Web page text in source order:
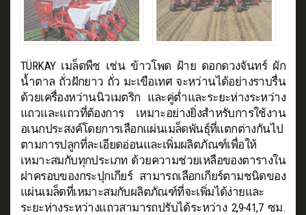
TÜRKAY เมล็ดพืช เช่น ข้าวโพด ฝ้าย ดอกดวงจันทร์ ผัก
น้ำตาล ถั่วฝักยาว ถั่ว มะเขือเทศ จะหว่านได้อย่างราบรื่น
ด้วยเครื่องหว่านนิวเมตริก และคู่ต่ำและระยะห่างระหว่าง
แถวและแถวที่ต้องการ เหมาะอย่างยิ่งสำหรับการใช้งาน
อเนกประสงค์โดยการเลือกแผ่นเมล็ดพันธุ์ที่แตกต่างกันไป
ตามการปลูกที่ละเอียดอ่อนและเพิ่มผลิตภัณฑ์เพื่อให้
เหมาะสมกับทุกประเภท ด้วยความช่วยเหลือของตารางใน
ฝาครอบของกระปุกเกียร์ สามารถเลือกเกียร์ตามชนิดของ
แผ่นเมล็ดที่เหมาะสมกับผลิตภัณฑ์ที่จะเพิ่มได้ง่ายและ
ระยะห่างระหว่างแถวสามารถปรับได้ระหว่าง 2,9-41,7 ซม.